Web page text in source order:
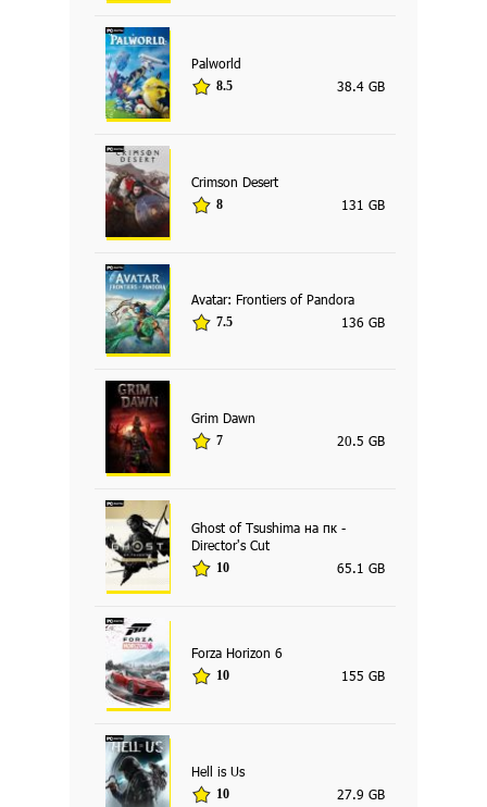
Palworld
8.5 38.4 GB
Crimson Desert
8 131 GB
Avatar: Frontiers of Pandora
7.5 136 GB
Grim Dawn
7 20.5 GB
Ghost of Tsushima на пк -
Director's Cut
10 65.1 GB
Forza Horizon 6
10 155 GB
Hell is Us
10 27.9 GB